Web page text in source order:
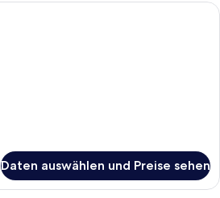
Ein ordentlich bezogenes Bett mit
Daten auswählen und Preise sehen